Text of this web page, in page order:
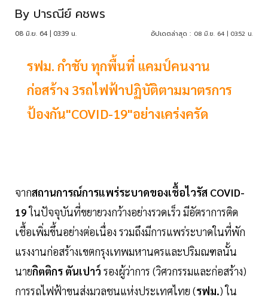
By ปารณีย์ คชพร
08 มิ.ย. 64 | 03:39 น. อัปเดตล่าสุด : 08 มิ.ย. 64 | 03:52 น.
รฟม. กำชับ ทุกพื้นที่ แคมป์คนงาน
ก่อสร้าง 3รถไฟฟ้าปฏิบัติตามมาตรการ
ป้องกัน"COVID-19"อย่างเคร่งครัด
จากสถานการณ์การแพร่ระบาดของเชื้อไวรัส COVID-
19ในปัจจุบันที่ขยายวงกว้างอย่างรวดเร็ว มีอัตราการติด
เชื้อเพิ่มขึ้นอย่างต่อเนื่อง รวมถึงมีการแพร่ระบาดในที่พัก
แรงงานก่อสร้างเขตกรุงเทพมหานครและปริมณฑลนั้น
นายกิตติกร ตันเปาว์ รองผู้ว่าการ (วิศวกรรมและก่อสร้าง)
การรถไฟฟ้าขนส่งมวลชนแห่งประเทศไทย (รฟม.) ใน